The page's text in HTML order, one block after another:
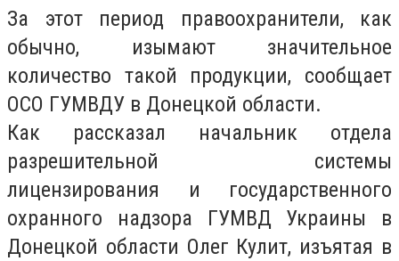
За этот период правоохранители, как
обычно, изымают значительное
количество такой продукции, сообщает
ОСО ГУМВДУ в Донецкой области.
Как рассказал начальник отдела
разрешительной системы
лицензирования и государственного
охранного надзора ГУМВД Украины в
Донецкой области Олег Кулит, изъятая в